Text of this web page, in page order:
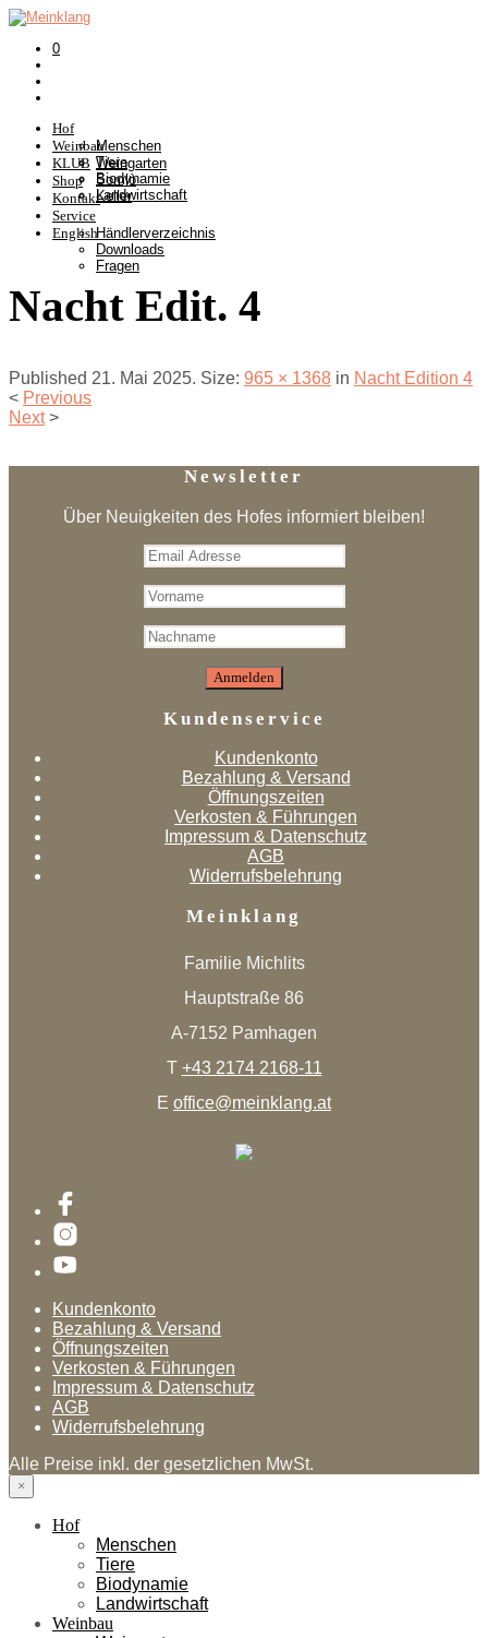
0
Hof
Menschen
Tiere
Biodynamie
Landwirtschaft
Weinbau
Weingarten
Somlò
Keller
KLUB
Shop
Kontakt
Service
Händlerverzeichnis
Downloads
Fragen
English
Nacht Edit. 4
Published 21. Mai 2025. Size: 965 × 1368 in Nacht Edition 4
< Previous
Next >
Newsletter
Über Neuigkeiten des Hofes informiert bleiben!
Kundenservice
Kundenkonto
Bezahlung & Versand
Öffnungszeiten
Verkosten & Führungen
Impressum & Datenschutz
AGB
Widerrufsbelehrung
Meinklang
Familie Michlits
Hauptstraße 86
A-7152 Pamhagen
T +43 2174 2168-11
E office@meinklang.at
Kundenkonto
Bezahlung & Versand
Öffnungszeiten
Verkosten & Führungen
Impressum & Datenschutz
AGB
Widerrufsbelehrung
Alle Preise inkl. der gesetzlichen MwSt.
×
Hof
Menschen
Tiere
Biodynamie
Landwirtschaft
Weinbau